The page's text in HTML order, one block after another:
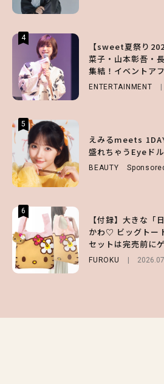
4
【sweet夏祭り
菜子・山本彰吾・
集結！イベントア
ENTERTAINMENT
5
えみるmeets
盛れちゃうEyeド
BEAUTY
6
【付録】大きな「
かわ♡ ビッグトー
セットは完売前に
増刊】
FUROKU
4
【大原優乃】夏メ
ッとしちゃう色っ
5
えみるmeets
盛れちゃうEyeド
BEAUTY
6
【ハローキティ
第1弾の気になる
チェック！
LIFESTYLE
4
【ハローキティ
第1弾の気になる
チェック！
LIFESTYLE
5
月直伝♡ ドライシ
を使ったプロ級ス
Sponsored
6
【GU】夏の“主役
ー＆可愛すぎる「
選
FASHION